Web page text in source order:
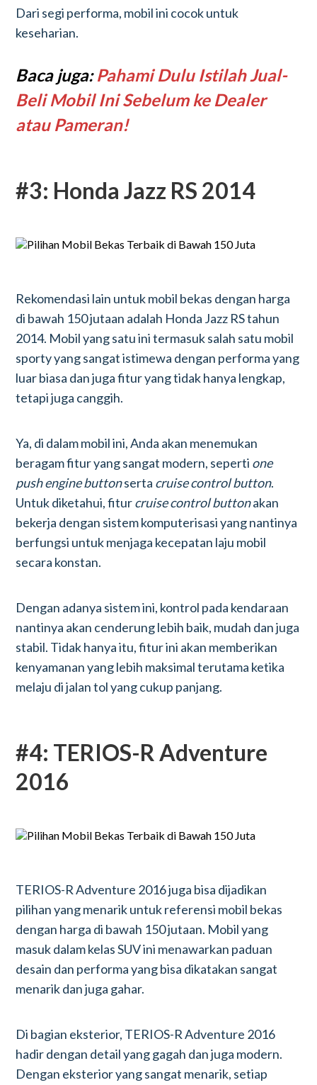
Dari segi performa, mobil ini cocok untuk
keseharian.
Baca juga:Pahami Dulu Istilah Jual-
Beli Mobil Ini Sebelum ke Dealer
atau Pameran!
#3: Honda Jazz RS 2014
Rekomendasi lain untuk mobil bekas dengan harga
di bawah 150 jutaan adalah Honda Jazz RS tahun
2014. Mobil yang satu ini termasuk salah satu mobil
sporty yang sangat istimewa dengan performa yang
luar biasa dan juga fitur yang tidak hanya lengkap,
tetapi juga canggih.
Ya, di dalam mobil ini, Anda akan menemukan
beragam fitur yang sangat modern, seperti one
push engine buttonserta cruise control button.
Untuk diketahui, fiturcruise control buttonakan
bekerja dengan sistem komputerisasi yang nantinya
berfungsi untuk menjaga kecepatan laju mobil
secara konstan.
Dengan adanya sistem ini, kontrol pada kendaraan
nantinya akan cenderung lebih baik, mudah dan juga
stabil. Tidak hanya itu, fitur ini akan memberikan
kenyamanan yang lebih maksimal terutama ketika
melaju di jalan tol yang cukup panjang.
#4: TERIOS-R Adventure
2016
TERIOS-R Adventure 2016 juga bisa dijadikan
pilihan yang menarik untuk referensi mobil bekas
dengan harga di bawah 150 jutaan. Mobil yang
masuk dalam kelas SUV ini menawarkan paduan
desain dan performa yang bisa dikatakan sangat
menarik dan juga gahar.
Di bagian eksterior, TERIOS-R Adventure 2016
hadir dengan detail yang gagah dan juga modern.
Dengan eksterior yang sangat menarik, setiap